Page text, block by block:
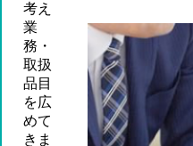
考え
業
務・
取扱
品目
を広
めて
きま